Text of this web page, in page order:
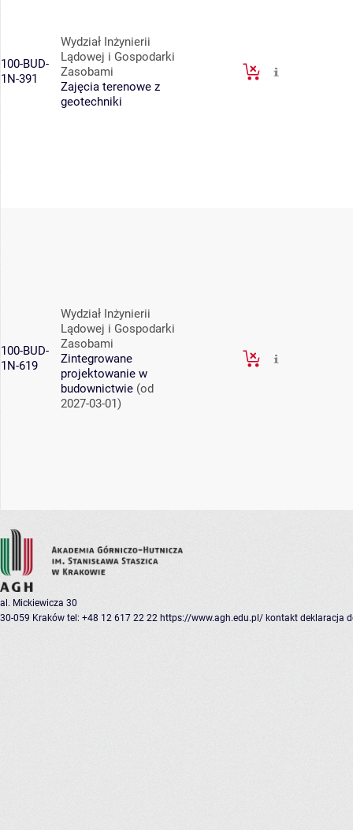
100-BUD-
1N-391
Wydział Inżynierii
Lądowej i Gospodarki
Zasobami
Zajęcia terenowe z
geotechniki
100-BUD-
1N-619
Wydział Inżynierii
Lądowej i Gospodarki
Zasobami
Zintegrowane
projektowanie w
budownictwie (od
2027-03-01)
al. Mickiewicza 30
30-059 Kraków tel: +48 12 617 22 22 https://www.agh.edu.pl/ kontakt deklaracja